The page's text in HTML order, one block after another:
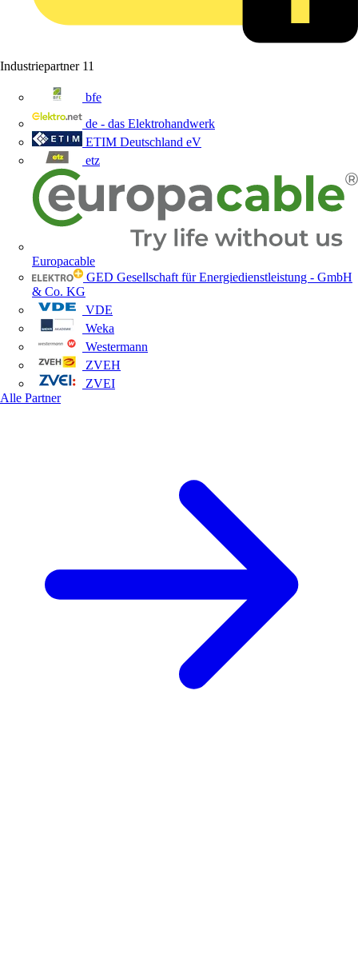
Industriepartner 11
bfe
de - das Elektrohandwerk
ETIM Deutschland eV
etz
Europacable
GED Gesellschaft für Energiedienstleistung - GmbH
& Co. KG
VDE
Weka
Westermann
ZVEH
ZVEI
Alle Partner